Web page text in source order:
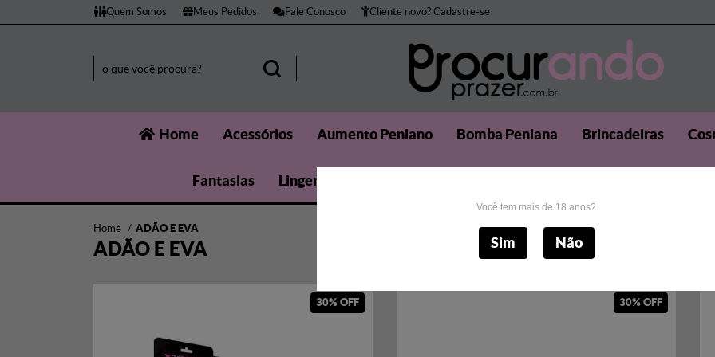
Quem Somos Meus Pedidos Fale Conosco Cliente novo? Cadastre-se
Home Acessórios Aumento Peniano Bomba Peniana Brincadeiras
Fantasias Lingerie
Home ADÃO E EVA
ADÃO E EVA
30% OFF 30% OFF
Você tem mais de 18 anos?
Sim Não